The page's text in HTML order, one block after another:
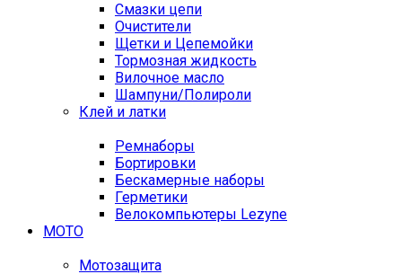
Смазки цепи
Очистители
Щетки и Цепемойки
Тормозная жидкость
Вилочное масло
Шампуни/Полироли
Клей и латки
Ремнаборы
Бортировки
Бескамерные наборы
Герметики
Велокомпьютеры Lezyne
МОТО
Мотозащита